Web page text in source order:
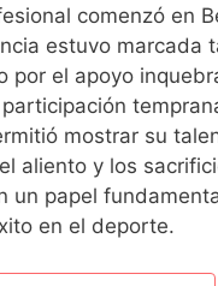
comenzó en
estuvo marcada
por el apoyo
mostrar su
aliento y los
un papel
en el deporte.